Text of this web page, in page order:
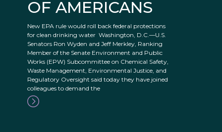
OF AMERICANS
New EPA rule would roll back federal protections
for clean drinking water Washington, D.C.—U.S.
Senators Ron Wyden and Jeff Merkley, Ranking
Member of the Senate Environment and Public
Works (EPW) Subcommittee on Chemical Safety,
Waste Management, Environmental Justice, and
Regulatory Oversight said today they have joined
colleagues to demand the